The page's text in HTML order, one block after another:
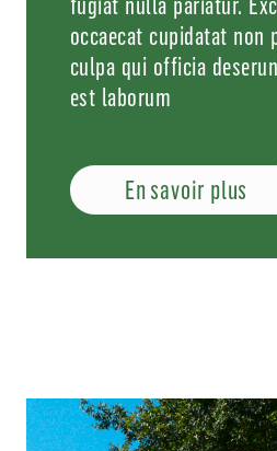
occaecat cupidatat non
culpa qui officia
est laborum
En savoir plus